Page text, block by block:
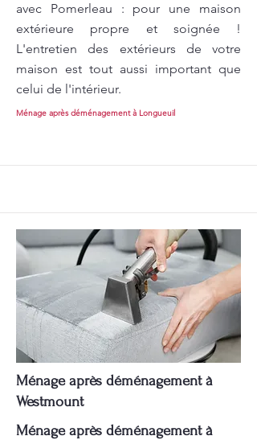
avec Pomerleau : pour une maison
extérieure propre et soignée !
L'entretien des extérieurs de votre
maison est tout aussi important que
celui de l'intérieur.
Ménage après déménagement à Longueuil
Ménage après déménagement à
Westmount
Ménage après déménagement à